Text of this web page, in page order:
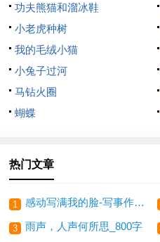
功夫熊猫和溜冰鞋
小老虎种树
我的毛绒小猫
小兔子过河
马钻火圈
蝴蝶
热门文章
1 感动写满我的脸-写事作文500字
3 雨声，人声何所思_800字